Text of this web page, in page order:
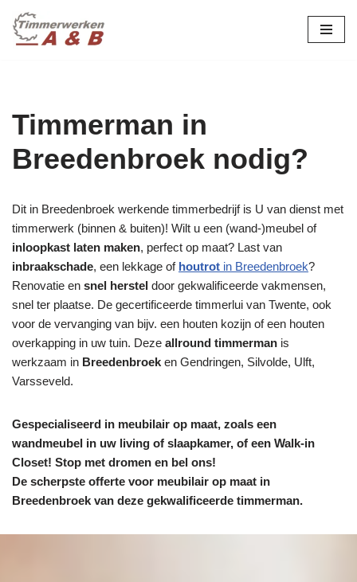
Ga
Timmerman in
Breedenbroek nodig?
Dit in Breedenbroek werkende timmerbedrijf is U van dienst met
timmerwerk (binnen & buiten)! Wilt u een (wand-)meubel of
inloopkast laten maken, perfect op maat? Last van
inbraakschade, een lekkage of houtrot in Breedenbroek?
Renovatie en snel herstel door gekwalificeerde vakmensen,
snel ter plaatse. De gecertificeerde timmerlui van Twente, ook
voor de vervanging van bijv. een houten kozijn of een houten
overkapping in uw tuin. Deze allround timmerman is
werkzaam in Breedenbroek en Gendringen, Silvolde, Ulft,
Varsseveld.
Gespecialiseerd in meubilair op maat, zoals een
wandmeubel in uw living of slaapkamer, of een Walk-in
Closet! Stop met dromen en bel ons!
De scherpste offerte voor meubilair op maat in
Breedenbroek van deze gekwalificeerde timmerman.